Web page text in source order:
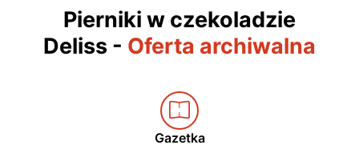
Pierniki w czekoladzie
Deliss - Oferta archiwalna
Gazetka